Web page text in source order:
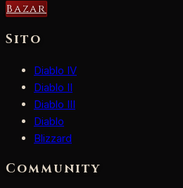
Bazar
Sito
Diablo IV
Diablo II
Diablo III
Diablo
Blizzard
Community